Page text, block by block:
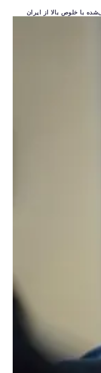
با خلوص بالا از ایران